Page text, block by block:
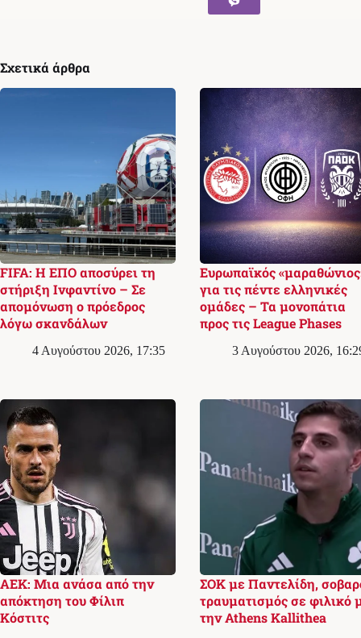
Σχετικά άρθρα
FIFA: Η ΕΠΟ αποσύρει τη
στήριξη Ινφαντίνο – Σε
απομόνωση ο πρόεδρος
λόγω σκανδάλων
4 Αυγούστου 2026, 17:35
Ευρωπαϊκός
για τις πέντε ελληνικές
ομάδες – Τα μονοπάτια
προς τις League Phases
3 Αυγούστου 2026,
ΑΕΚ: Μια ανάσα από την
απόκτηση του Φίλιπ
Κόστιτς
ΣΟΚ με Παντελίδη,
τραυματισμός σε φιλικό
την Athens Kallithea